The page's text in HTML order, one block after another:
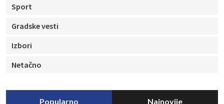
Sport
Gradske vesti
Izbori
Netačno
Popularno Najnovije